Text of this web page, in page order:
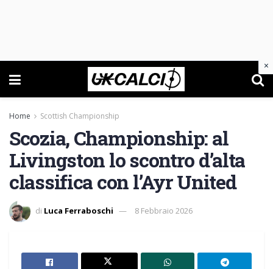
Home Scottish Championship
Scozia, Championship: al
Livingston lo scontro d’alta
classifica con l’Ayr United
di Luca Ferraboschi 8 Febbraio 2026
×